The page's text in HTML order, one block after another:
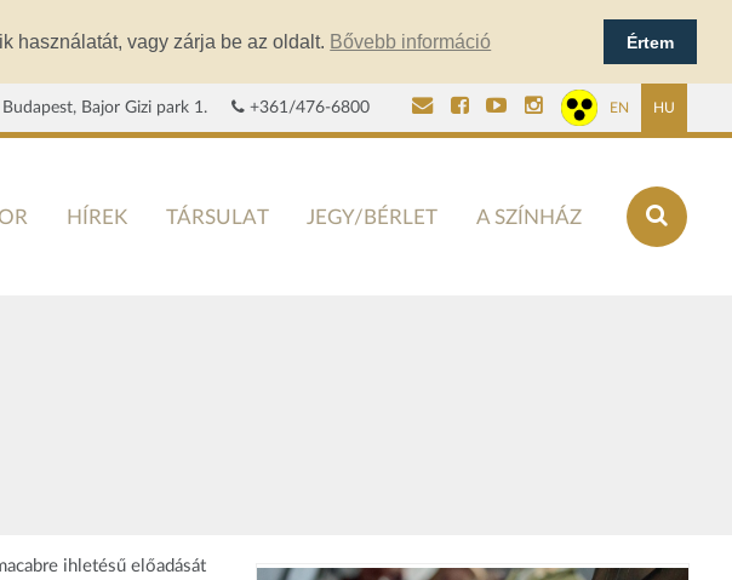
használatát, vagy zárja be az oldalt. Bővebb információ Értem
Bajor Gizi park 1. +361/476-6800 EN HU
HÍREK TÁRSULAT JEGY/BÉRLET A SZÍNHÁZ
ihletésű előadását